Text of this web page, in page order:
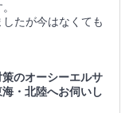
たが今はなくても
のオーシーエルサ
・北陸へお伺いし